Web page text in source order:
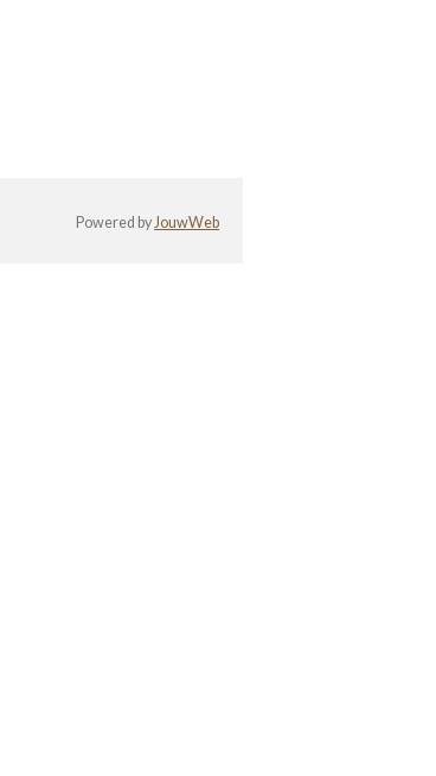
Powered byJouwWeb